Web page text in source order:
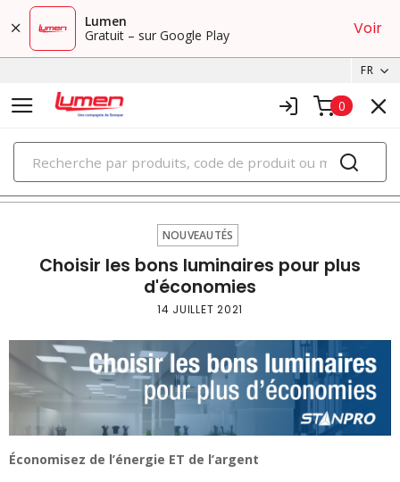
Lumen
Gratuit – sur Google Play
Voir
FR
0
PRODUITS
nouveautés
NOUVEAUTÉS
Choisir les bons luminaires pour plus
d'économies
14 JUILLET 2021
Économisez de l’énergie ET de l’argent